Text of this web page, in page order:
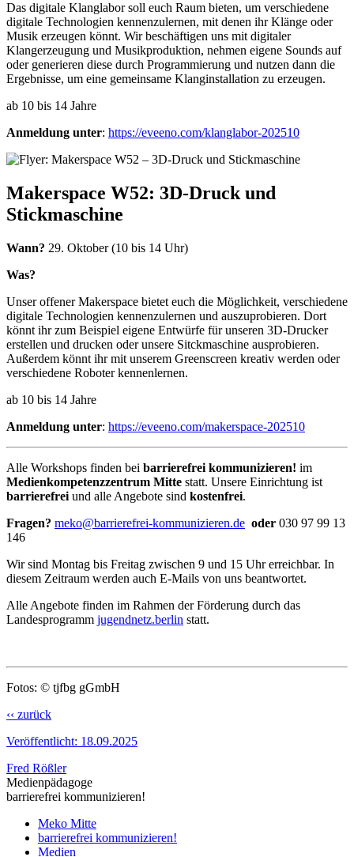
Das digitale Klanglabor soll euch Raum bieten, um verschiedene
digitale Technologien kennenzulernen, mit denen ihr Klänge oder
Musik erzeugen könnt. Wir beschäftigen uns mit digitaler
Klangerzeugung und Musikproduktion, nehmen eigene Sounds auf
oder generieren diese durch Programmierung und nutzen dann die
Ergebnisse, um eine gemeinsame Klanginstallation zu erzeugen.
ab 10 bis 14 Jahre
Anmeldung unter: https://eveeno.com/klanglabor-202510
Makerspace W52: 3D-Druck und
Stickmaschine
Wann? 29. Oktober (10 bis 14 Uhr)
Was?
Unser offener Makerspace bietet euch die Möglichkeit, verschiedene
digitale Technologien kennenzulernen und auszuprobieren. Dort
könnt ihr zum Beispiel eigene Entwürfe für unseren 3D-Drucker
erstellen und drucken oder unsere Sitckmaschine ausprobieren.
Außerdem könnt ihr mit unserem Greenscreen kreativ werden oder
verschiedene Roboter kennenlernen.
ab 10 bis 14 Jahre
Anmeldung unter: https://eveeno.com/makerspace-202510
Alle Workshops finden bei barrierefrei kommunizieren! im
Medienkompetenzzentrum Mitte statt. Unsere Einrichtung ist
barrierefrei und alle Angebote sind kostenfrei.
Fragen? meko@barrierefrei-kommunizieren.de oder 030 97 99 13
146
Wir sind Montag bis Freitag zwischen 9 und 15 Uhr erreichbar. In
diesem Zeitraum werden auch E-Mails von uns beantwortet.
Alle Angebote finden im Rahmen der Förderung durch das
Landesprogramm jugendnetz.berlin statt.
Fotos: © tjfbg gGmbH
‹‹ zurück
Veröffentlicht: 18.09.2025
Fred Rößler
Medienpädagoge
barrierefrei kommunizieren!
Meko Mitte
barrierefrei kommunizieren!
Medien